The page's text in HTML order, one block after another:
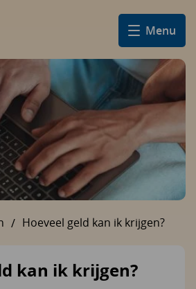
Menu
U bent hier:
Hoeveel geld kan ik krijgen?
kan ik krijgen?